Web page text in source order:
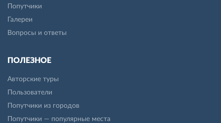
Попутчики
Галереи
Вопросы и ответы
ПОЛЕЗНОЕ
Авторские туры
Пользователи
Попутчики из городов
Попутчики — популярные места